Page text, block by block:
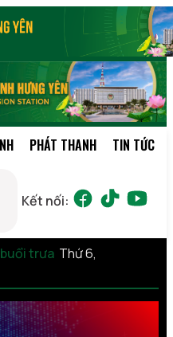
PHÁT THANH TIN TỨC
Kết nối:
trưa Thứ 6,